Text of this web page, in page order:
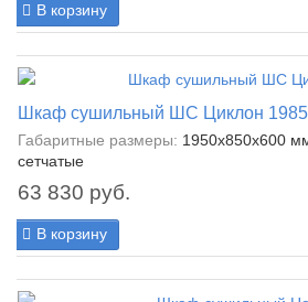
В корзину
Шкаф сушильный ШС Циклон 1985
Габаритные размеры: 1950x850x600
сетчатые
63 830 руб.
В корзину